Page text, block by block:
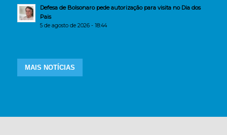
Defesa de Bolsonaro pede autorização para visita no Dia dos
Pais
5 de agosto de 2026 - 18:44
MAIS NOTÍCIAS